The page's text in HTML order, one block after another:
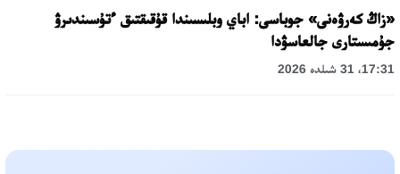
«زاڭ كەرۋەنى» جوباسى: اباي وبلىسىندا قۇقىقتىق ءتۇسىندىرۋ
جۇمىستارى جالعاسۋدا
17:31، 31 شىلدە 2026
جوسپارلانۋدا